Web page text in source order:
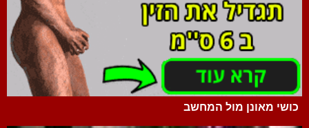
כושי מאונן מול המחשב